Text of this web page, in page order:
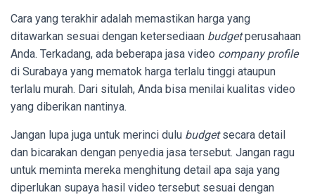
Cara yang terakhir adalah memastikan harga yang
ditawarkan sesuai dengan ketersediaan budgetperusahaan
Anda. Terkadang, ada beberapa jasa video company profile
di Surabaya yang mematok harga terlalu tinggi ataupun
terlalu murah. Dari situlah, Anda bisa menilai kualitas video
yang diberikan nantinya.
Jangan lupa juga untuk merinci dulu budgetsecara detail
dan bicarakan dengan penyedia jasa tersebut. Jangan ragu
untuk meminta mereka menghitung detail apa saja yang
diperlukan supaya hasil video tersebut sesuai dengan